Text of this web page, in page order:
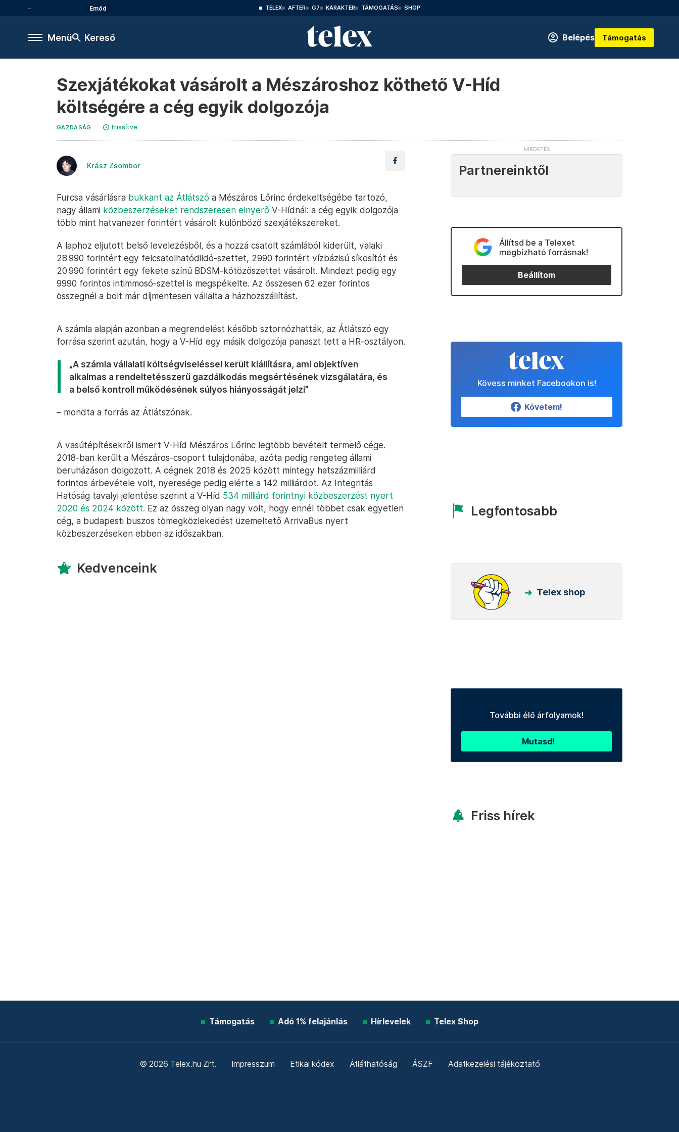
Emőd TELEX AFTER G7 KARAKTER TÁMOGATÁS SHOP
Menü Kereső Belépés Támogatás
Szexjátékokat vásárolt a Mészároshoz köthető V-Híd
költségére a cég egyik dolgozója
GAZDASÁG frissítve
Krász Zsombor
Furcsa vásárlásra bukkant az Átlátszó a Mészáros Lőrinc érdekeltségébe tartozó,
nagy állami közbeszerzéseket rendszeresen elnyerő V-Hídnál: a cég egyik dolgozója
több mint hatvanezer forintért vásárolt különböző szexjátékszereket.
A laphoz eljutott belső levelezésből, és a hozzá csatolt számlából kiderült, valaki
28 990 forintért egy felcsatolhatódildó-szettet, 2990 forintért vízbázisú síkosítót és
20 990 forintért egy fekete színű BDSM-kötözőszettet vásárolt. Mindezt pedig egy
9990 forintos intimmosó-szettel is megspékelte. Az összesen 62 ezer forintos
összegnél a bolt már díjmentesen vállalta a házhozszállítást.
A számla alapján azonban a megrendelést később sztornózhatták, az Átlátszó egy
forrása szerint azután, hogy a V-Híd egy másik dolgozója panaszt tett a HR-osztályon.
„A számla vállalati költségviseléssel került kiállításra, ami objektíven
alkalmas a rendeltetésszerű gazdálkodás megsértésének vizsgálatára, és
a belső kontroll működésének súlyos hiányosságát jelzi”
– mondta a forrás az Átlátszónak.
A vasútépítésekről ismert V-Híd Mészáros Lőrinc legtöbb bevételt termelő cége.
2018-ban került a Mészáros-csoport tulajdonába, azóta pedig rengeteg állami
beruházáson dolgozott. A cégnek 2018 és 2025 között mintegy hatszázmilliárd
forintos árbevétele volt, nyeresége pedig elérte a 142 milliárdot. Az Integritás
Hatóság tavalyi jelentése szerint a V-Híd 534 milliárd forintnyi közbeszerzést nyert
2020 és 2024 között. Ez az összeg olyan nagy volt, hogy ennél többet csak egyetlen
cég, a budapesti buszos tömegközlekedést üzemeltető ArrivaBus nyert
közbeszerzéseken ebben az időszakban.
Kedvenceink
Partnereinktől
Állítsd be a Telexet
megbízható forrásnak!
Beállítom
Kövess minket Facebookon is!
Követem!
Legfontosabb
Telex shop
További élő árfolyamok!
Mutasd!
Friss hírek
Támogatás Adó 1% felajánlás Hírlevelek Telex Shop
© 2026 Telex.hu Zrt. Impresszum Etikai kódex Átláthatóság ÁSZF Adatkezelési tájékoztató